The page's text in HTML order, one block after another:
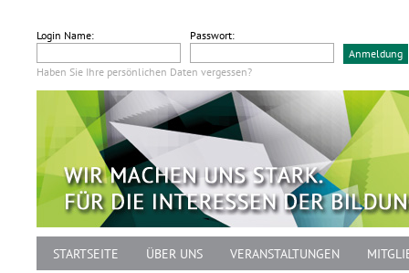
Login Name: Passwort:
Haben Sie Ihre persönlichen Daten vergessen?
STARTSEITE ÜBER UNS VERANSTALTUNGEN